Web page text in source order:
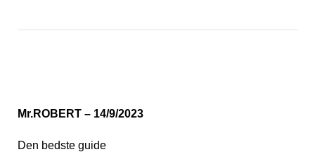
Mr.ROBERT – 14/9/2023
Den bedste guide